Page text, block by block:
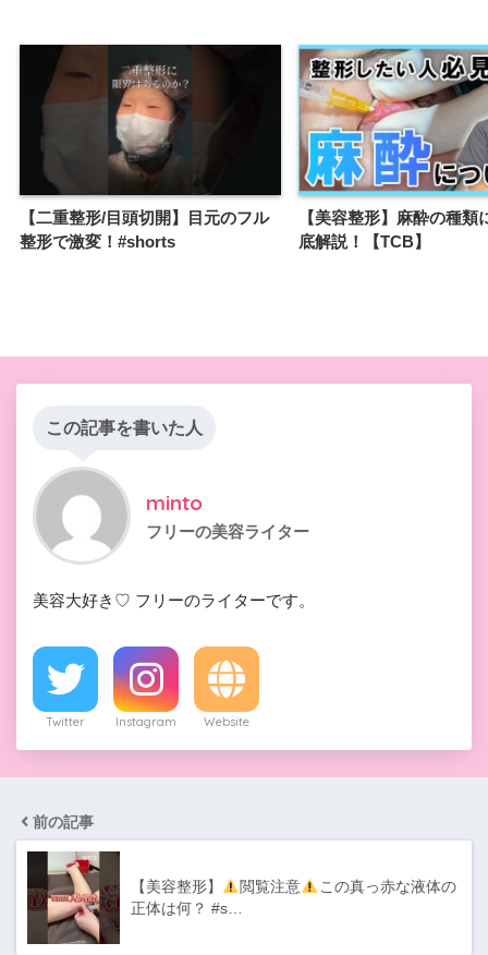
【二重整形/目頭切開】目元のフル
整形で激変！#shorts
【美容整形】麻酔の種類
底解説！【TCB】
この記事を書いた人
minto
フリーの美容ライター
美容大好き♡ フリーのライターです。
Twitter Instagram Website
前の記事
【美容整形】 閲覧注意
この真っ赤な液体の
正体は何？ #s…